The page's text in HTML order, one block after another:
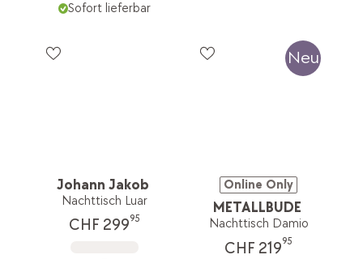
Sofort lieferbar
Johann Jakob
Nachttisch Luar
CHF 29995
Neu
Online Only
METALLBUDE
Nachttisch Damio
CHF 21995